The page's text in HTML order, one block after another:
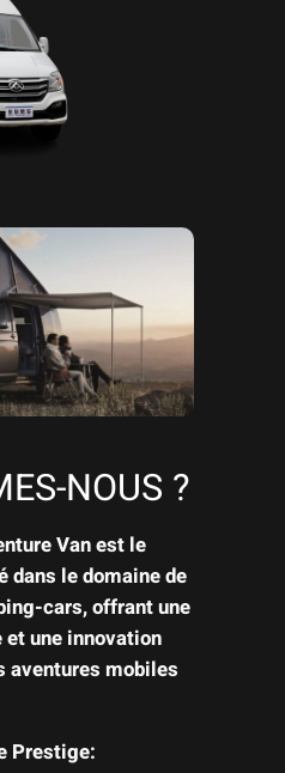
NOUS ?
Van est le
dans le domaine de
cars, offrant une
une innovation
aventures mobiles
Prestige: